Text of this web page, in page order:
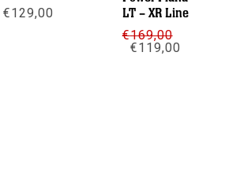
€129,00
LT – XR Line
€169,00
Oorspronkelijke
€119,00